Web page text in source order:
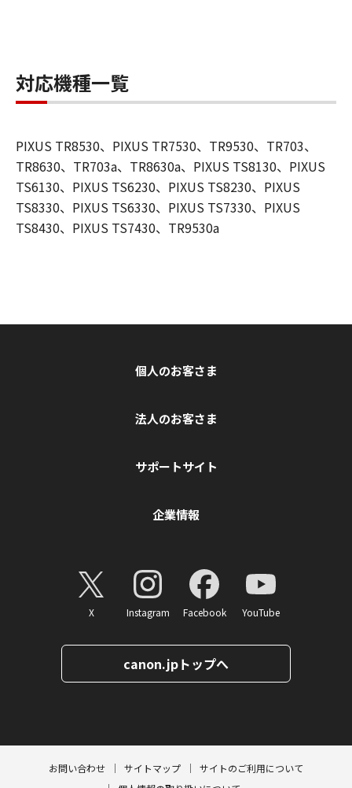
対応機種一覧
PIXUS TR8530、PIXUS TR7530、TR9530、TR703、
TR8630、TR703a、TR8630a、PIXUS TS8130、PIXUS
TS6130、PIXUS TS6230、PIXUS TS8230、PIXUS
TS8330、PIXUS TS6330、PIXUS TS7330、PIXUS
TS8430、PIXUS TS7430、TR9530a
個人のお客さま
法人のお客さま
サポートサイト
企業情報
X Instagram Facebook YouTube
canon.jpトップへ
お問い合わせ サイトマップ
サイトのご利用について